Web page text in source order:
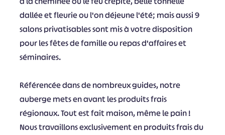
dallée et fleurie ou l'on déjeune l'été; mais aussi 9
salons privatisables sont mis à votre disposition
pour les fêtes de famille ou repas d'affaires et
séminaires.
Référencée dans de nombreux guides, notre
auberge mets en avant les produits frais
régionaux. Tout est fait maison, même le pain !
Nous travaillons exclusivement en produits frais du